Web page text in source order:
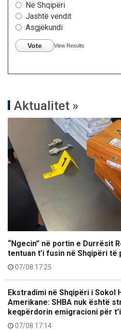
Në Shqipëri
Jashtë vendit
Asgjëkundi
Vote View Results
Aktualitet »
“Ngecin” në portin e Durrësit
tentuan t’i fusin në Shqipëri të
07/08 17:25
Ekstradimi në Shqipëri i Sokol
Amerikane: SHBA nuk është
keqpërdorin emigracioni për
07/08 17:14